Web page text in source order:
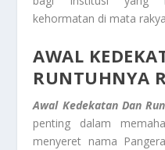
kehormatan di mata
AWAL
RUNTUHNYA
Awal Kedekatan Dan
penting dalam
menyeret nama